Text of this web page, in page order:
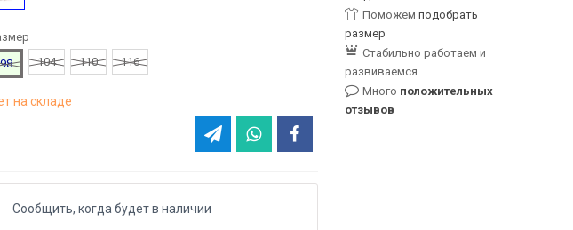
98
104 110 116
на складе
Сообщить, когда будет в наличии
Поможем подобрать
размер
Стабильно работаем и
развиваемся
Много положительных
отзывов